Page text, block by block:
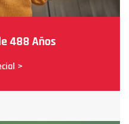
488 Años
>